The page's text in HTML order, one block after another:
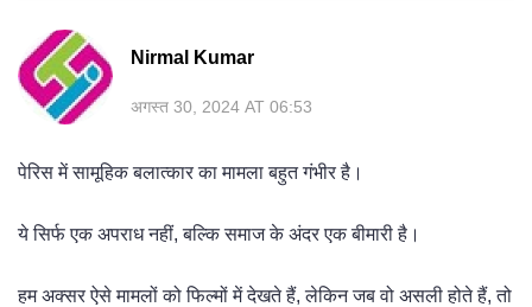
Nirmal Kumar
अगस्त 30, 2024 AT 06:53
पेरिस में सामूहिक बलात्कार का मामला बहुत गंभीर है।
ये सिर्फ एक अपराध नहीं, बल्कि समाज के अंदर एक बीमारी है।
हम अक्सर ऐसे मामलों को फिल्मों में देखते हैं, लेकिन जब वो असली होते हैं, तो